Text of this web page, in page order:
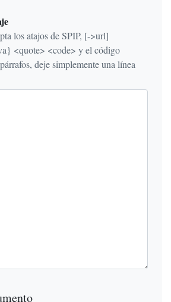
los atajos de SPIP, [->url]
<code> y el código
deje simplemente una línea